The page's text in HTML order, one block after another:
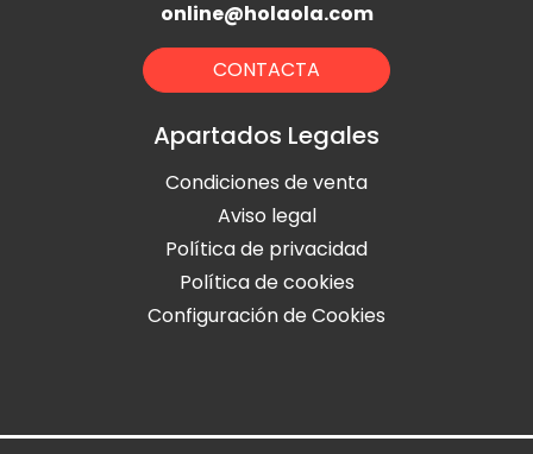
online@holaola.com
CONTACTA
Apartados Legales
Condiciones de venta
Aviso legal
Política de privacidad
Política de cookies
Configuración de Cookies